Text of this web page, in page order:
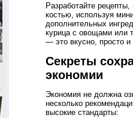
Разработайте
костью, используя
дополнительных
курица с овощами или
— это вкусно, просто и
Секреты
экономии
Экономия не должна
несколько
высокие стандарты: